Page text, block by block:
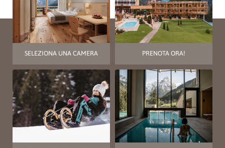
SELEZIONA UNA CAMERA PRENOTA ORA!